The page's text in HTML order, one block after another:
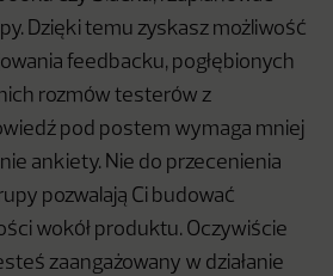
Dzięki temu zyskasz możliwość
feedbacku, pogłębionych
rozmów testerów z
pod postem wymaga mniej
ankiety. Nie do przecenienia
pozwalają Ci budować
wokół produktu. Oczywiście
zaangażowany w działanie